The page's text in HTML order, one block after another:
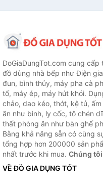
DoGiaDungTot.com cung
đồ dùng nhà bếp như Điện
đun, bình thủy, máy pha cà
tố, máy ép, máy hút khói.
chảo, dao kéo, thớt, kệ tủ,
ăn như bình, ly cốc, tô chén
thất phòng ăn như bàn ghế
Bằng khả năng sẵn có cùng
tổng hợp hơn 200000 sản
nhất trước khi mua. Chúng
VỀ ĐỒ GIA DỤNG TỐT